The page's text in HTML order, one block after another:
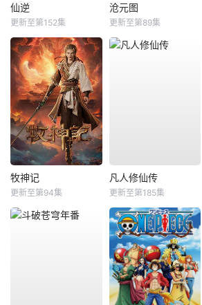
仙逆
更新至第152集
沧元图
更新至第89集
牧神记
更新至第94集
凡人修仙传
更新至第185集